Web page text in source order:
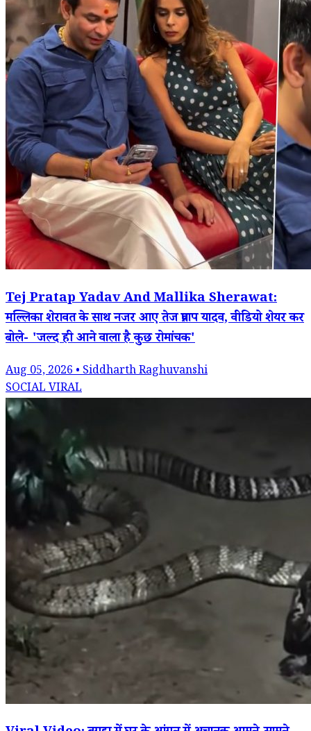
Tej Pratap Yadav And Mallika Sherawat:
मल्लिका शेरावत के साथ नजर आए तेज प्रताप यादव, वीडियो शेयर कर
बोले- 'जल्द ही आने वाला है कुछ रोमांचक'
Aug 05, 2026 • Siddharth Raghuvanshi
SOCIAL VIRAL